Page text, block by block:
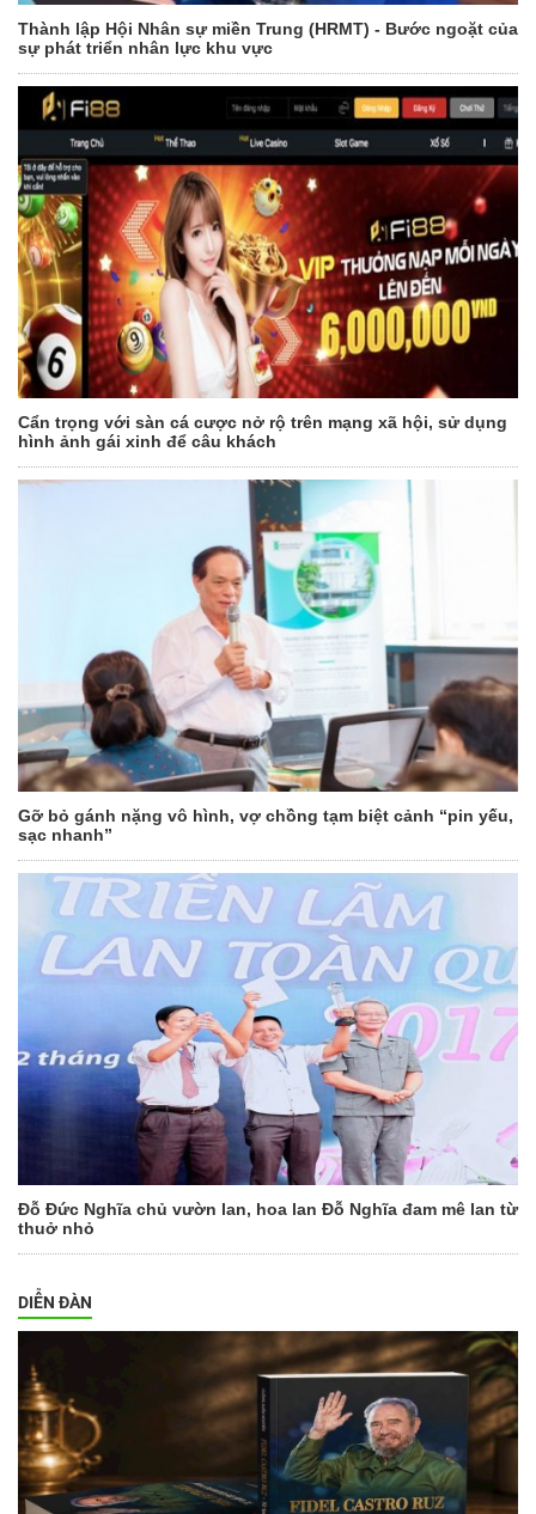
Thành lập Hội Nhân sự miền Trung (HRMT) - Bước ngoặt của
sự phát triển nhân lực khu vực
Cẩn trọng với sàn cá cược nở rộ trên mạng xã hội, sử dụng
hình ảnh gái xinh để câu khách
Gỡ bỏ gánh nặng vô hình, vợ chồng tạm biệt cảnh “pin yếu,
sạc nhanh”
Đỗ Đức Nghĩa chủ vườn lan, hoa lan Đỗ Nghĩa đam mê lan từ
thuở nhỏ
DIỄN ĐÀN